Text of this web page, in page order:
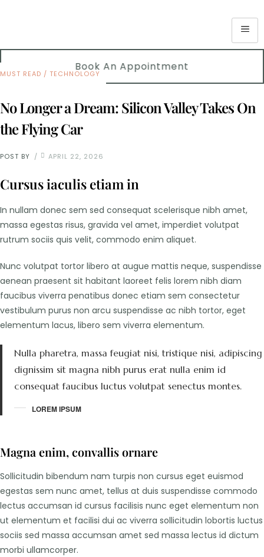
Book An Appointment
MUST READ / TECHNOLOGY
No Longer a Dream: Silicon Valley Takes On
the Flying Car
POST BY APRIL 22, 2026
Cursus iaculis etiam in
In nullam donec sem sed consequat scelerisque nibh amet,
massa egestas risus, gravida vel amet, imperdiet volutpat
rutrum sociis quis velit, commodo enim aliquet.
Nunc volutpat tortor libero at augue mattis neque, suspendisse
aenean praesent sit habitant laoreet felis lorem nibh diam
faucibus viverra penatibus donec etiam sem consectetur
vestibulum purus non arcu suspendisse ac nibh tortor, eget
elementum lacus, libero sem viverra elementum.
Nulla pharetra, massa feugiat nisi, tristique nisi, adipiscing
dignissim sit magna nibh purus erat nulla enim id
consequat faucibus luctus volutpat senectus montes.
LOREM IPSUM
Magna enim, convallis ornare
Sollicitudin bibendum nam turpis non cursus eget euismod
egestas sem nunc amet, tellus at duis suspendisse commodo
lectus accumsan id cursus facilisis nunc eget elementum non
ut elementum et facilisi dui ac viverra sollicitudin lobortis luctus
sociis sed massa accumsan amet sed massa lectus id dictum
morbi ullamcorper.